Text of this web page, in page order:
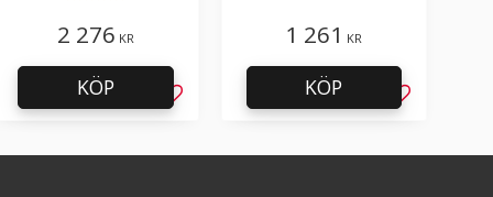
i favoriter
2 276 KR
Lägg till i favoriter
KÖP
1 261 KR
Lägg till i
KÖP